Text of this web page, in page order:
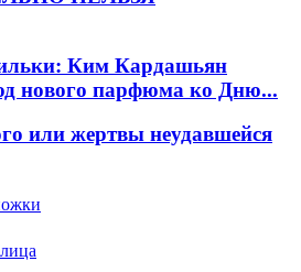
Ким Кардашьян
нового парфюма ко Дню...
или жертвы неудавшейся